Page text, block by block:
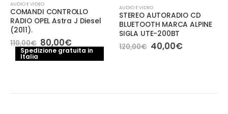
AUDIO E VIDEO
COMANDI CONTROLLO
RADIO OPEL Astra J Diesel
(2011).
110,00€ Il
prezzo
originale
80,00€Il
prezzo
attuale
Spedizione gratuita in
Italia
AUDIO E VIDEO
STEREO AUTORADIO CD
BLUETOOTH MARCA ALPINE
SIGLA UTE-200BT
120,00€ Il
prezzo
40,00€Il